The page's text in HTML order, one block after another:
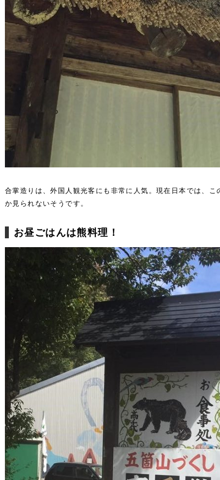
合掌造りは、外国人観光客にも非常に人気。現在日本では、
か見られないそうです。
お昼ごはんは熊料理！